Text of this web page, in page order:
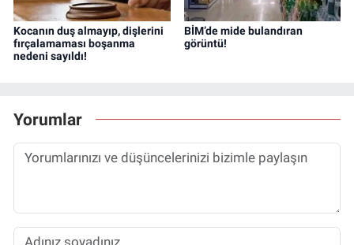
Kocanın duş almayıp, dişlerini
fırçalamaması boşanma
nedeni sayıldı!
BİM’de mide bulandıran
görüntü!
Yorumlar